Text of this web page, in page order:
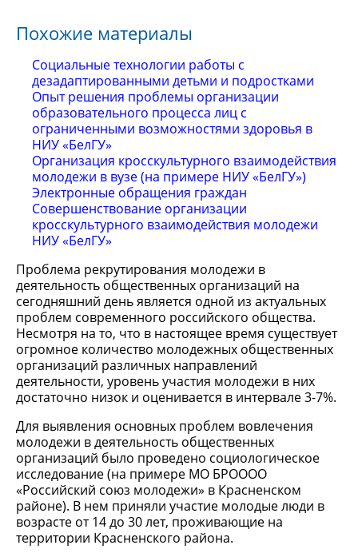
Похожие материалы
Социальные технологии работы с
дезадаптированными детьми и подростками
Опыт решения проблемы организации
образовательного процесса лиц с
ограниченными возможностями здоровья в
НИУ «БелГУ»
Организация кросскультурного взаимодействия
молодежи в вузе (на примере НИУ «БелГУ»)
Электронные обращения граждан
Совершенствование организации
кросскультурного взаимодействия молодежи
НИУ «БелГУ»
Проблема рекрутирования молодежи в
деятельность общественных организаций на
сегодняшний день является одной из актуальных
проблем современного российского общества.
Несмотря на то, что в настоящее время существует
огромное количество молодежных общественных
организаций различных направлений
деятельности, уровень участия молодежи в них
достаточно низок и оценивается в интервале 3-7%.
Для выявления основных проблем вовлечения
молодежи в деятельность общественных
организаций было проведено социологическое
исследование (на примере МО БРОООО
«Российский союз молодежи» в Красненском
районе). В нем приняли участие молодые люди в
возрасте от 14 до 30 лет, проживающие на
территории Красненского района.